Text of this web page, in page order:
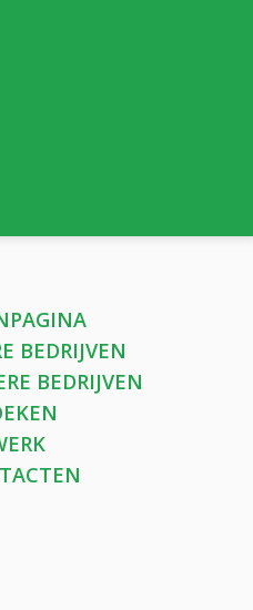
BEDRIJVEN
BEDRIJVEN